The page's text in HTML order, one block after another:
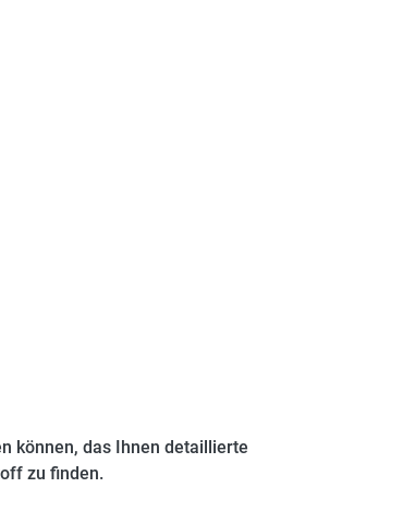
können, das Ihnen detaillierte
zu finden.